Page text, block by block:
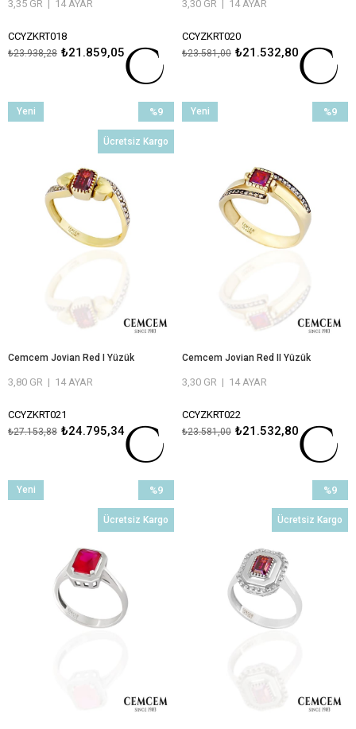
3,35 GR | 14 AYAR
GARANTİLİ
CCYZKRT018
₺21.859,05
₺23.938,28
3,30 GR | 14 AYAR
GARANTİLİ
CCYZKRT020
₺21.532,80
₺23.581,00
Cemcem Jovian Red I Yüzük
3,80 GR | 14 AYAR
GARANTİLİ
CCYZKRT021
₺24.795,34
₺27.153,88
%9
İndirim
%9İndirim
Ücretsiz Kargo
Yeni
Cemcem Jovian Red II Yüzük
3,30 GR | 14 AYAR
CCYZKRT022
₺21.532,80
₺23.581,00
%9
Yeni
%9
İndirim
%9İndirim
Ücretsiz Kargo
Yeni
%9
İndirim
Ücretsiz Kargo